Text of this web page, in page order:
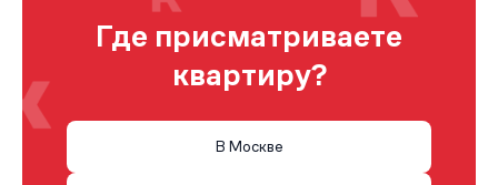
Где присматриваете
квартиру?
В Москве